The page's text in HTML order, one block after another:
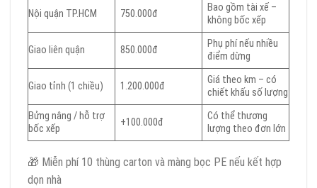
Nội quận TP.HCM 750.000đ
Bao gồm tài xế –
không bốc xếp
Giao liên quận 850.000đ
Phụ phí nếu nhiều
điểm dừng
Giao tỉnh (1 chiều) 1.200.000đ
Giá theo km – có
chiết khấu số lượng
Bửng nâng / hỗ trợ
bốc xếp
+100.000đ
Có thể thương
lượng theo đơn lớn
🎁 Miễn phí 10 thùng carton và màng bọc PE nếu kết hợp
dọn nhà